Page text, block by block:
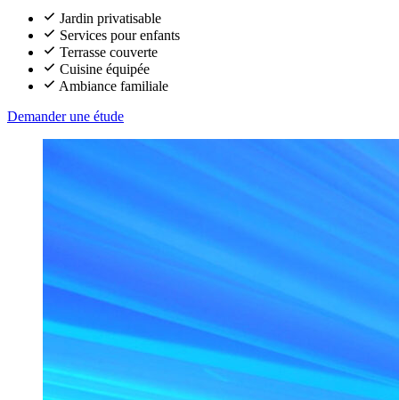
Jardin privatisable
Services pour enfants
Terrasse couverte
Cuisine équipée
Ambiance familiale
Demander une étude